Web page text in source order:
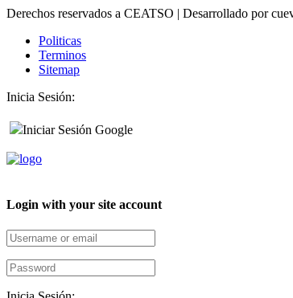
Derechos reservados a CEATSO | Desarrollado por
Politicas
Terminos
Sitemap
Inicia Sesión:
Iniciar Sesión Google
Login with your site account